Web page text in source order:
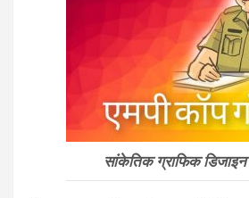
सांकेतिक ग्राफिक